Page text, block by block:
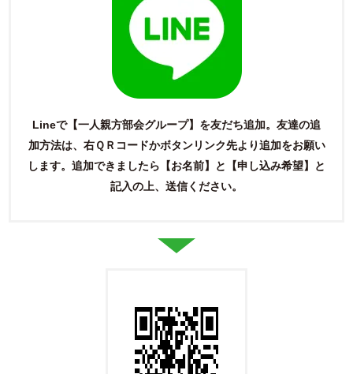
Lineで【一人親方部会グループ】を友だち追加。友達の追
加方法は、右ＱＲコードかボタンリンク先より追加をお願い
します。 追加できましたら【お名前】と【申し込み希望】と
記入の上、送信ください。